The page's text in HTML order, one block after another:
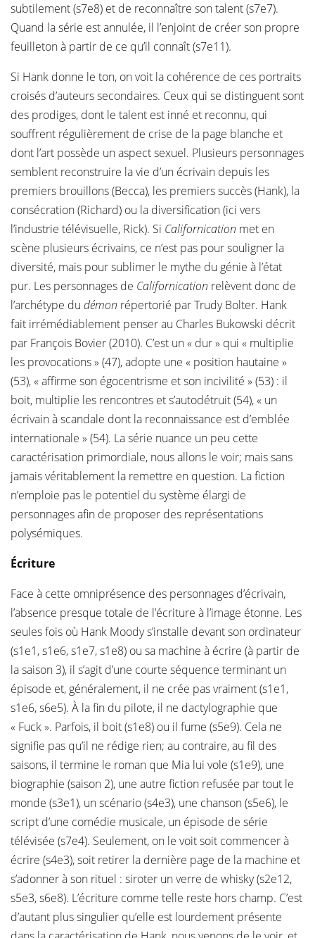
subtilement (s7e8) et de reconnaître son talent (s7e7).
Quand la série est annulée, il l’enjoint de créer son propre
feuilleton à partir de ce qu’il connaît (s7e11).
Si Hank donne le ton, on voit la cohérence de ces portraits
croisés d’auteurs secondaires. Ceux qui se distinguent sont
des prodiges, dont le talent est inné et reconnu, qui
souffrent régulièrement de crise de la page blanche et
dont l’art possède un aspect sexuel. Plusieurs personnages
semblent reconstruire la vie d’un écrivain depuis les
premiers brouillons (Becca), les premiers succès (Hank), la
consécration (Richard) ou la diversification (ici vers
l’industrie télévisuelle, Rick). Si Californication met en
scène plusieurs écrivains, ce n’est pas pour souligner la
diversité, mais pour sublimer le mythe du génie à l’état
pur. Les personnages de Californication relèvent donc de
l’archétype du démon répertorié par Trudy Bolter. Hank
fait irrémédiablement penser au Charles Bukowski décrit
par François Bovier (2010). C’est un « dur » qui « multiplie
les provocations » (47), adopte une « position hautaine »
(53), « affirme son égocentrisme et son incivilité » (53) : il
boit, multiplie les rencontres et s’autodétruit (54), « un
écrivain à scandale dont la reconnaissance est d’emblée
internationale » (54). La série nuance un peu cette
caractérisation primordiale, nous allons le voir; mais sans
jamais véritablement la remettre en question. La fiction
n’emploie pas le potentiel du système élargi de
personnages afin de proposer des représentations
polysémiques.
Écriture
Face à cette omniprésence des personnages d’écrivain,
l’absence presque totale de l’écriture à l’image étonne. Les
seules fois où Hank Moody s’installe devant son ordinateur
(s1e1, s1e6, s1e7, s1e8) ou sa machine à écrire (à partir de
la saison 3), il s’agit d’une courte séquence terminant un
épisode et, généralement, il ne crée pas vraiment (s1e1,
s1e6, s6e5). À la fin du pilote, il ne dactylographie que
« Fuck ». Parfois, il boit (s1e8) ou il fume (s5e9). Cela ne
signifie pas qu’il ne rédige rien; au contraire, au fil des
saisons, il termine le roman que Mia lui vole (s1e9), une
biographie (saison 2), une autre fiction refusée par tout le
monde (s3e1), un scénario (s4e3), une chanson (s5e6), le
script d’une comédie musicale, un épisode de série
télévisée (s7e4). Seulement, on le voit soit commencer à
écrire (s4e3), soit retirer la dernière page de la machine et
s’adonner à son rituel : siroter un verre de whisky (s2e12,
s5e3, s6e8). L’écriture comme telle reste hors champ. C’est
d’autant plus singulier qu’elle est lourdement présente